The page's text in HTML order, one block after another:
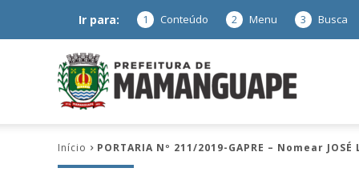
Ir para: 1 Conteúdo 2 Menu 3 Busca
Início PORTARIA Nº 211/2019-GAPRE – Nomear JOSÉ